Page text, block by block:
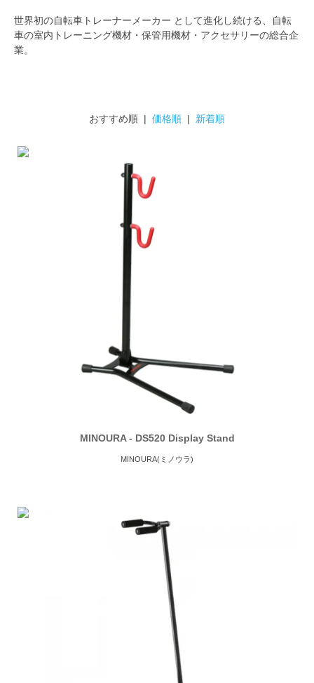
世界初の自転車トレーナーメーカー として進化し続ける、自転
車の室内トレーニング機材・保管用機材・アクセサリーの総合企
業。
おすすめ順 | 価格順 | 新着順
MINOURA - DS520 Display Stand
MINOURA(ミノウラ)